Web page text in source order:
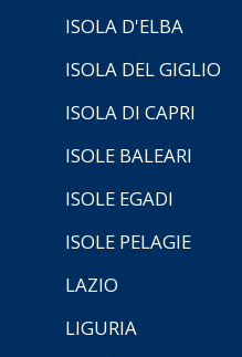
ISOLA D'ELBA
ISOLA DEL GIGLIO
ISOLA DI CAPRI
ISOLE BALEARI
ISOLE EGADI
ISOLE PELAGIE
LAZIO
LIGURIA